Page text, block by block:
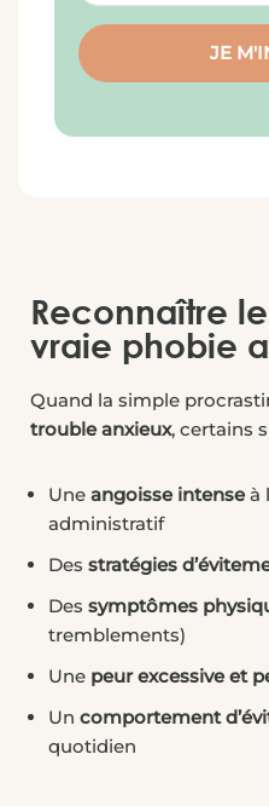
JE
Reconnaître
vraie phobie
Quand la simple
trouble anxieux, certains
Une angoisse intenseà
administratif
Des stratégies
Des symptômes
tremblements)
Une peur excessive et
Un comportement
quotidien